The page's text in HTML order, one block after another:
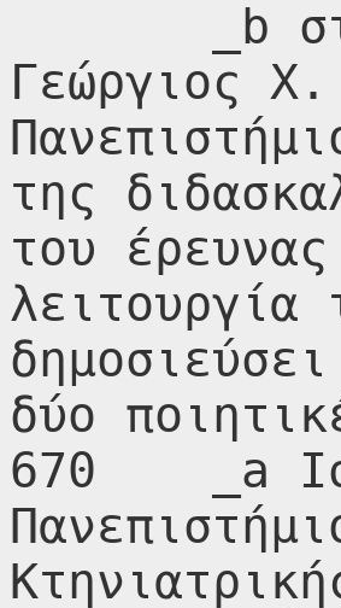
Γεώργιος
της
του
λειτουργία
δύο
670    _a